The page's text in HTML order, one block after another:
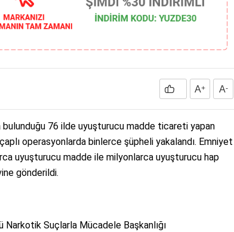
A+ A-
bulunduğu 76 ilde uyuşturucu madde ticareti yapan
operasyonlarda binlerce şüpheli yakalandı. Emniyet
uyuşturucu madde ile milyonlarca uyuşturucu hap
gönderildi.
Narkotik Suçlarla Mücadele Başkanlığı